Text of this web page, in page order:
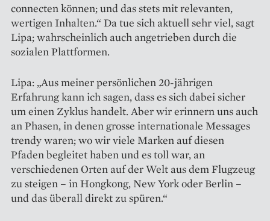
connecten können; und das stets mit relevanten,
wertigen Inhalten.“ Da tue sich aktuell sehr viel, sagt
Lipa; wahrscheinlich auch angetrieben durch die
sozialen Plattformen.
Lipa: „Aus meiner persönlichen 20-jährigen
Erfahrung kann ich sagen, dass es sich dabei sicher
um einen Zyklus handelt. Aber wir erinnern uns auch
an Phasen, in denen grosse internationale Messages
trendy waren; wo wir viele Marken auf diesen
Pfaden begleitet haben und es toll war, an
verschiedenen Orten auf der Welt aus dem Flugzeug
zu steigen – in Hongkong, New York oder Berlin –
und das überall direkt zu spüren.“